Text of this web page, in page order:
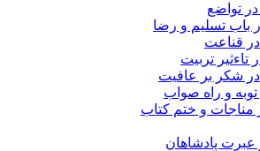
تواضع
باب تسلیم و رضا
قناعت
تاءثیر تربیت
شکر بر عافیت
و راه صواب
مناجات و ختم کتاب
عبرت پادشاهان